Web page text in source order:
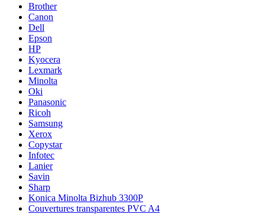
Brother
Canon
Dell
Epson
HP
Kyocera
Lexmark
Minolta
Oki
Panasonic
Ricoh
Samsung
Xerox
Copystar
Infotec
Lanier
Savin
Sharp
Konica Minolta Bizhub 3300P
Couvertures transparentes PVC A4